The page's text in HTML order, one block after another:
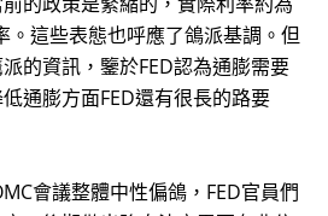
。這些表態也呼應了鴿派基調。但
的資訊，鑒於FED認為通膨需要
通膨方面FED還有很長的路要
會議整體中性偏鴿，FED官員們